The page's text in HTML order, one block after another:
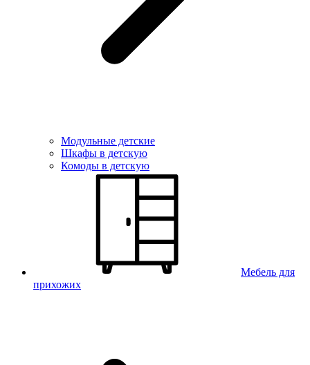
Модульные детские
Шкафы в детскую
Комоды в детскую
Мебель для
прихожих